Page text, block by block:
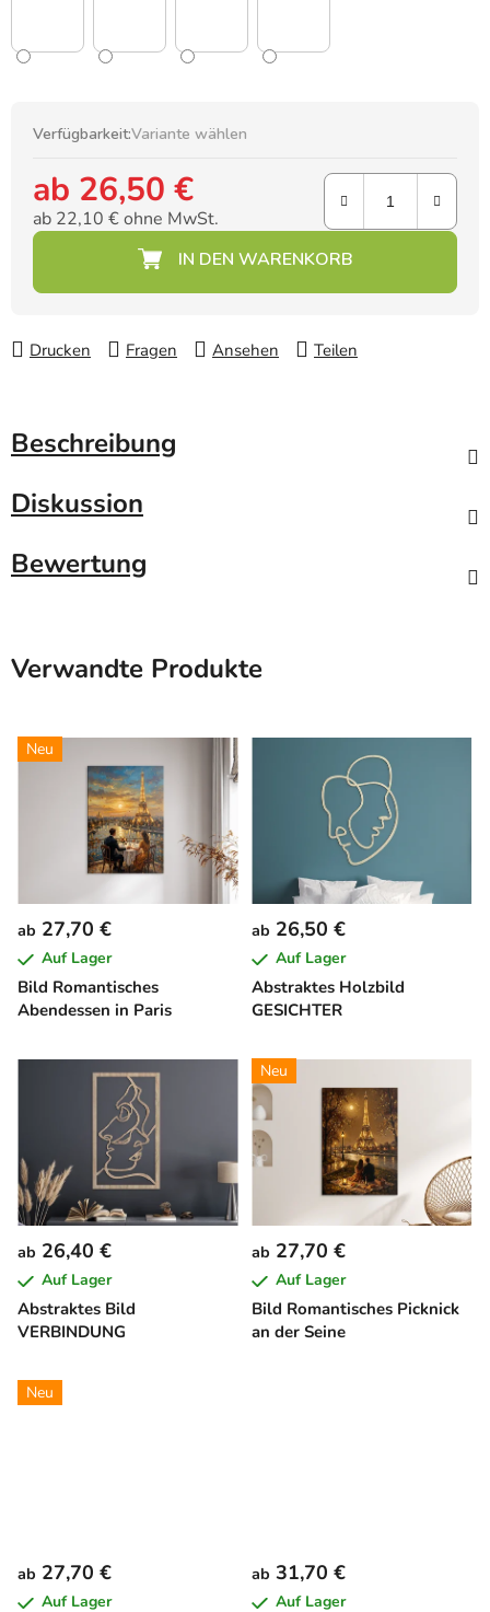
Verfügbarkeit:Variante wählen
ab 26,50 €
ab 22,10 €ohne MwSt.
Drucken Fragen Ansehen Teilen
Beschreibung
Diskussion
Bewertung
Verwandte Produkte
Neu
Bild Romantisches
Abendessen in Paris
ab 27,70 €
Auf Lager
Abstraktes Holzbild
GESICHTER
ab 26,50 €
Auf Lager
Abstraktes Bild
VERBINDUNG
ab 26,40 €
Auf Lager
Neu
Bild Romantisches Picknick
an der Seine
ab 27,70 €
Auf Lager
Neu
ab 27,70 €
Auf Lager
ab 31,70 €
Auf Lager